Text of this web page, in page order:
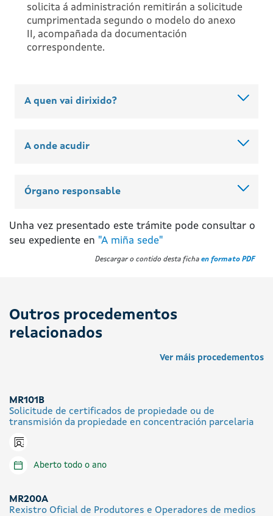
solicita á administración remitirán a solicitude
cumprimentada segundo o modelo do anexo
II, acompañada da documentación
correspondente.
A quen vai dirixido?
A onde acudir
Órgano responsable
Unha vez presentado este trámite pode consultar o
seu expediente en "A miña sede"
Descargar o contido desta ficha en formato PDF
Outros procedementos
relacionados
Ver máis procedementos
MR101B
Solicitude de certificados de propiedade ou de
transmisión da propiedade en concentración parcelaria
Icono presencial
Aberto todo o ano
MR200A
Rexistro Oficial de Produtores e Operadores de medios